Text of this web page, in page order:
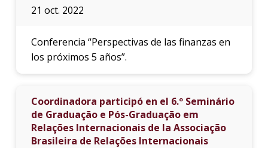
21 oct. 2022
Conferencia “Perspectivas de las finanzas en
los próximos 5 años”.
Coordinadora participó en el 6.º Seminário
de Graduação e Pós-Graduação em
Relações Internacionais de la Associação
Brasileira de Relações Internacionais